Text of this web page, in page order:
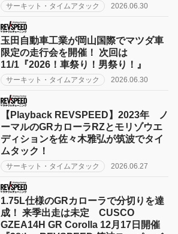
サーキット・タイムアタック 2026.06.30
玉田自動車工業が岡山国際でマツダ車
限定の走行会を開催！ 次回は
11/1『2026！車祭り！男祭り！』
サーキット・タイムアタック 2026.06.30
【Playback REVSPEED】2023年 ノ
ーマルのGRカローラRZとモリゾウエ
ディションを佐々木雅弘が筑波でタイ
ムタック！
サーキット・タイムアタック 2026.06.27
1.75L仕様のGRカローラで分切りを達
成！ 来季出走は未定 CUSCO
GZEA14H GR Corolla 12月17日開催